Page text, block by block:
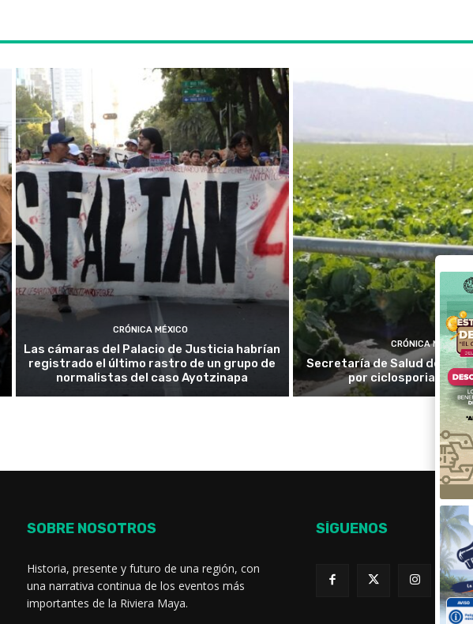
CRÓNICA MÉXICO
Las cámaras del Palacio de Justicia habrían
registrado el último rastro de un grupo de
normalistas del caso Ayotzinapa
CRÓNICA MÉXICO
Secretaría de Salud
por ciclosporiasis en
SOBRE NOSOTROS
Historia, presente y futuro de una región, con
una narrativa continua de los eventos más
importantes de la Riviera Maya.
SÍGUENOS